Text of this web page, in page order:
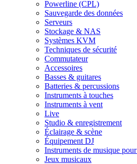
Powerline (CPL)
Sauvegarde des données
Serveurs
Stockage & NAS
Systèmes KVM
Techniques de sécurité
Commutateur
Accessoires
Basses & guitares
Batteries & percussions
Instruments à touches
Instruments à vent
Live
Studio & enregistrement
Éclairage & scène
Équipement DJ
Instruments de musique
Jeux musicaux